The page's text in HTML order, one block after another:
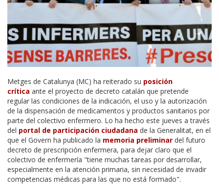
Metges de Catalunya (MC) ha reiterado su posición
crítica ante el proyecto de decreto catalán que pretende
regular las condiciones de la indicación, el uso y la autorización
de la dispensación de medicamentos y productos sanitarios por
parte del colectivo enfermero. Lo ha hecho este jueves a través
del portal de participación ciudadana de la Generalitat, en el
que el Govern ha publicado la memoria preliminar del futuro
decreto de prescripción enfermera, para dejar claro que el
colectivo de enfermería "tiene muchas tareas por desarrollar,
especialmente en la atención primaria, sin necesidad de invadir
competencias médicas para las que no está formado".